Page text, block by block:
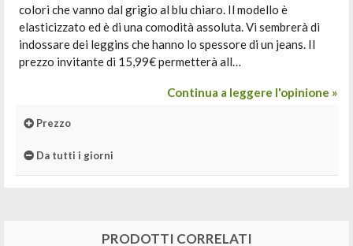
colori che vanno dal grigio al blu chiaro. Il modello è
elasticizzato ed è di una comodità assoluta. Vi sembrerà di
indossare dei leggins che hanno lo spessore di un jeans. Il
prezzo invitante di 15,99€ permetterà all…
Continua a leggere l'opinione »
Prezzo
Da tutti i giorni
PRODOTTI CORRELATI